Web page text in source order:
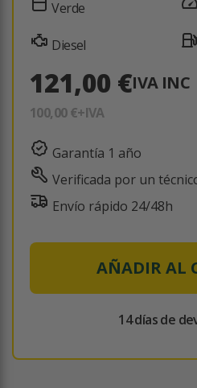
Verde
Diesel
121,00 €IVA INC
100,00 €+IVA
Garantía 1 año
Verificada por un
Envío rápido 24/48h
AÑADIR AL
14 días de